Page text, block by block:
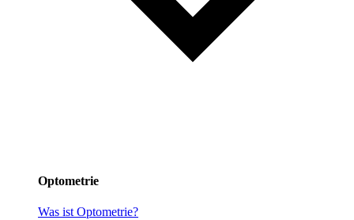
Optometrie
Was ist Optometrie?